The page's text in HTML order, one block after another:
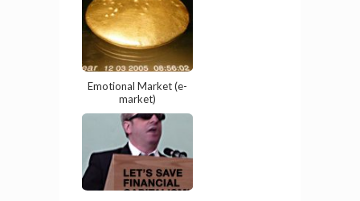
Emotional Market (e-
market)